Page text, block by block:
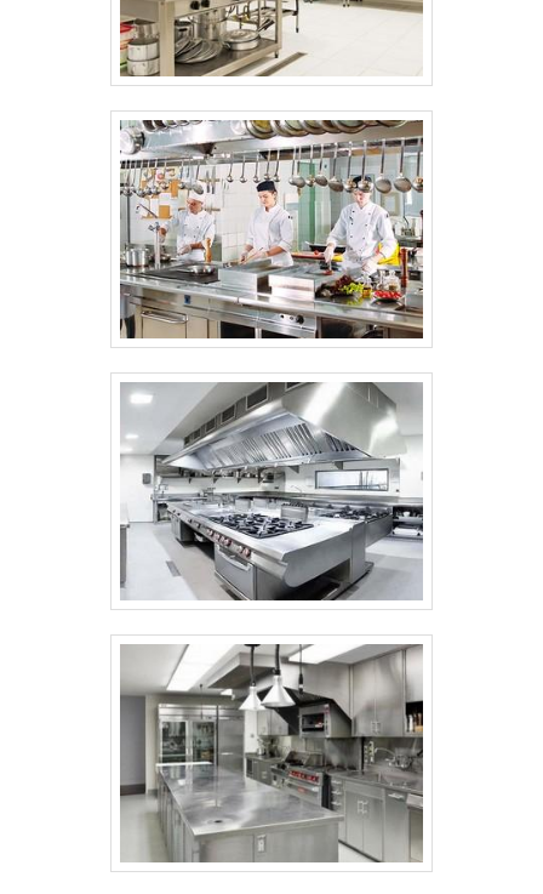
responsável, qualificações construídas por
focar suas ações no resultado final, tendo
escritório de alta qualidade onde são
realizadas as atividades e biblioteca
técnica de apoio. Tudo isso, unido a um
time de equipe empenhada em criar a
melhor experiência para seus clientes e
profissionais experientes no ramo, garante
a melhor experiência para os clientes com
qualidade. .